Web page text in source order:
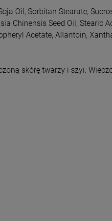
Oil, Sorbitan Stearate,
Chinensis Seed Oil, Stearic
Acetate, Allantoin,
skórę twarzy i szyi.